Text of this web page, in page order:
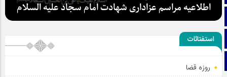
آپارات
اینستاگرام
اطلاعیه مراسم عزاداری شهادت امام سجاد علیه السلام
استفتائات
روزه قضا